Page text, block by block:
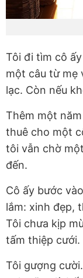
Tôi đi tìm cô
một câu từ mẹ
lạc. Còn nếu
Thêm một
thuê cho một
tôi vẫn chờ
đến.
Cô ấy bước
lắm: xinh đẹp,
Tôi chưa kịp
tấm thiệp cưới.
Tôi gượng